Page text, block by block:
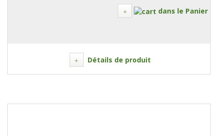
Détails de produit
dans le Panier